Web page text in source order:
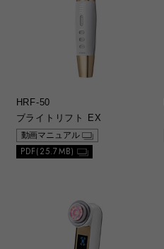
HRF-50
ブライトリフト EX
動画マニュアル
PDF(25.7MB)